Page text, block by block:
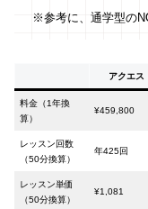
※参考に、通学型の
アクエス
料金（1年換
算）
¥459,800
レッスン回数
（50分換算）
年425回
レッスン単価
（50分換算）
¥1,081